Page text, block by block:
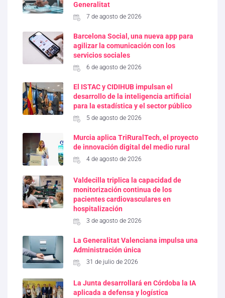
Generalitat
7 de agosto de 2026
Barcelona Social, una nueva app para
agilizar la comunicación con los
servicios sociales
6 de agosto de 2026
El ISTAC y CIDIHUB impulsan el
desarrollo de la inteligencia artificial
para la estadística y el sector público
5 de agosto de 2026
Murcia aplica TriRuralTech, el proyecto
de innovación digital del medio rural
4 de agosto de 2026
Valdecilla triplica la capacidad de
monitorización continua de los
pacientes cardiovasculares en
hospitalización
3 de agosto de 2026
La Generalitat Valenciana impulsa una
Administración única
31 de julio de 2026
La Junta desarrollará en Córdoba la IA
aplicada a defensa y logística